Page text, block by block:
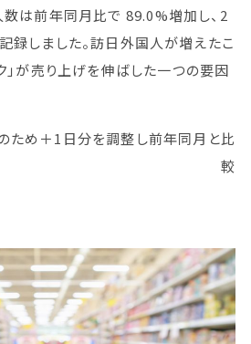
数は前年同月比で 89.0%増加し、2
録しました。訪日外国人が増えたこ
」が売り上げを伸ばした一つの要因
ため＋1日分を調整し前年同月と比
較